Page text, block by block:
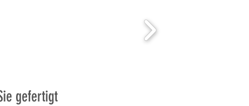
gefertigt